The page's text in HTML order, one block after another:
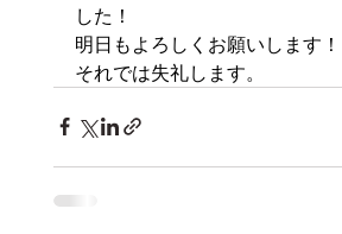
した！
明日もよろしくお願いします！
それでは失礼します。